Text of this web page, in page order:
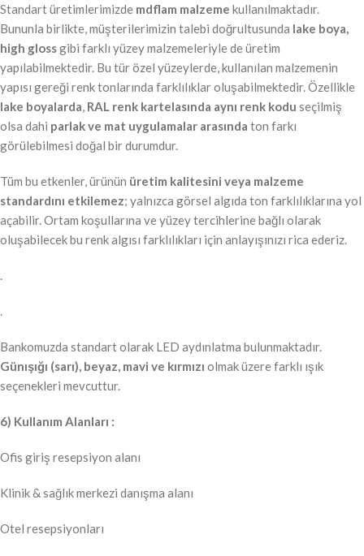
Standart üretimlerimizde mdflam malzeme kullanılmaktadır.
Bununla birlikte, müşterilerimizin talebi doğrultusunda lake boya,
high glossgibi farklı yüzey malzemeleriyle de üretim
yapılabilmektedir. Bu tür özel yüzeylerde, kullanılan malzemenin
yapısı gereği renk tonlarında farklılıklar oluşabilmektedir. Özellikle
lake boyalarda, RAL renk kartelasında aynı renk kodu seçilmiş
olsa dahi parlak ve mat uygulamalar arasında ton farkı
görülebilmesi doğal bir durumdur.
Tüm bu etkenler, ürünün üretim kalitesini veya malzeme
standardını etkilemez; yalnızca görsel algıda ton farklılıklarına yol
açabilir. Ortam koşullarına ve yüzey tercihlerine bağlı olarak
oluşabilecek bu renk algısı farklılıkları için anlayışınızı rica ederiz.
.
.
Bankomuzda standart olarak LED aydınlatma bulunmaktadır.
Günışığı (sarı), beyaz, mavi ve kırmızı olmak üzere farklı ışık
seçenekleri mevcuttur.
6) Kullanım Alanları :
Ofis giriş resepsiyon alanı
Klinik & sağlık merkezi danışma alanı
Otel resepsiyonları